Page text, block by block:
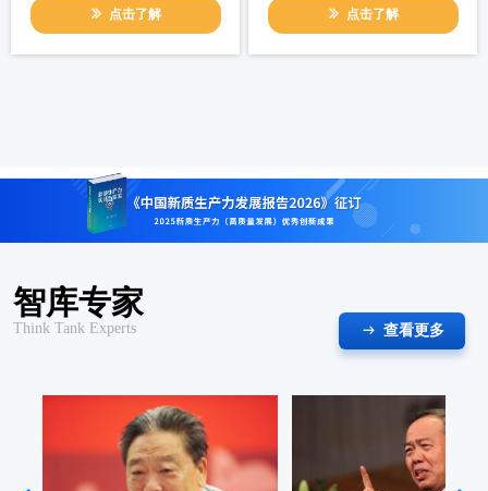
ꅀ 点击了解 ꅀ 点击了解
智库专家
Think Tank Experts ꁹ 查看更多